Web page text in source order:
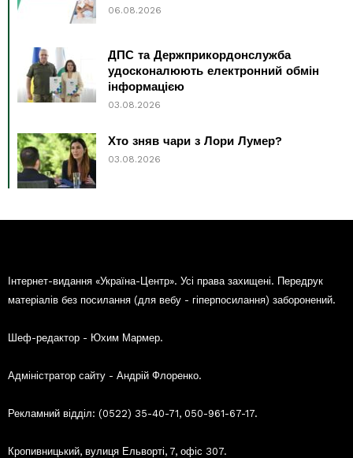
06.08.2026
ДПС та Держприкордонслужба
удосконалюють електронний обмін
інформацією
03.08.2026
Хто зняв чари з Лори Лумер?
03.08.2026
Інтернет-видання «Україна-Центр». Усі права захищені. Передрук
матеріалів без посилання (для вебу - гіперпосилання) заборонений.
Шеф-редактор - Юхим Мармер.
Адміністратор сайту - Андрій Флоренко.
Рекламний відділ: (0522) 35-40-71, 050-961-67-17.
Кропивницький, вулиця Ельворті, 7, офіс 307.